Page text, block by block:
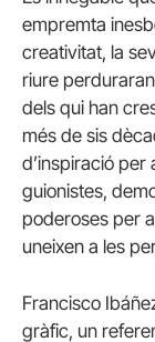
empremta
creativitat, la
riure
dels qui han
més de sis
d’inspiració per
guionistes,
poderoses per
uneixen a les
Francisco
gràfic, un